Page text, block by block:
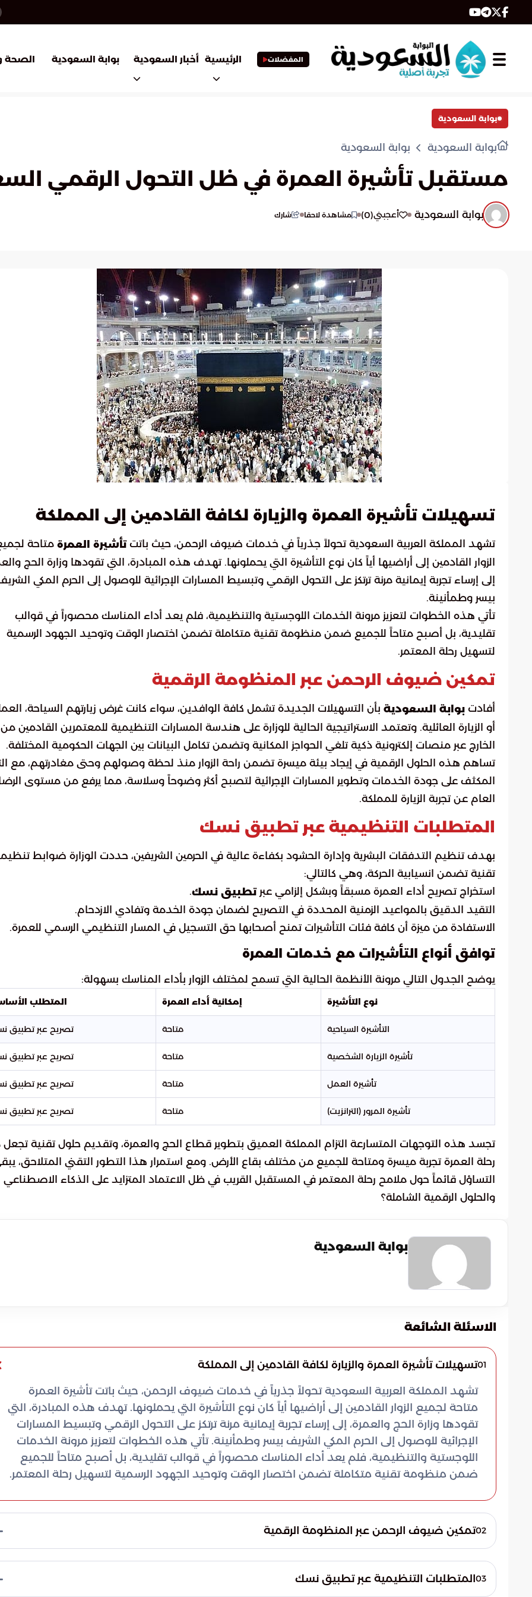
المفضلات الرئيسية أخبار السعودية بوابة السعودية الصحة
بوابة السعودية
بوابة السعودية بوابة السعودية
مستقبل تأشيرة العمرة في ظل التحول الرقمي
بوابة السعودية أعجبني(
0
) مشاهدة لاحقا شارك
تسهيلات تأشيرة العمرة والزيارة لكافة القادمين إلى المملكة
تشهد المملكة العربية السعودية تحولاً جذرياً في خدمات ضيوف الرحمن، حيث باتتتأشيرة العمرة متاحة
الزوار القادمين إلى أراضيها أياً كان نوع التأشيرة التي يحملونها. تهدف هذه المبادرة، التي تقودها وزارة الحج
إلى إرساء تجربة إيمانية مرنة ترتكز على التحول الرقمي وتبسيط المسارات الإجرائية للوصول إلى الحرم المكي
بيسر وطمأنينة.
تأتي هذه الخطوات لتعزيز مرونة الخدمات اللوجستية والتنظيمية، فلم يعد أداء المناسك محصوراً في قوالب
تقليدية، بل أصبح متاحاً للجميع ضمن منظومة تقنية متكاملة تضمن اختصار الوقت وتوحيد الجهود الرسمية
لتسهيل رحلة المعتمر.
تمكين ضيوف الرحمن عبر المنظومة الرقمية
أفادت بوابة السعودية بأن التسهيلات الجديدة تشمل كافة الوافدين، سواء كانت غرض زيارتهم السياحة،
أو الزيارة العائلية. وتعتمد الاستراتيجية الحالية للوزارة على هندسة المسارات التنظيمية للمعتمرين القادمين من
الخارج عبر منصات إلكترونية ذكية تلغي الحواجز المكانية وتضمن تكامل البيانات بين الجهات الحكومية المختلفة.
تساهم هذه الحلول الرقمية في إيجاد بيئة ميسرة تضمن راحة الزوار منذ لحظة وصولهم وحتى مغادرتهم، مع
المكثف على جودة الخدمات وتطوير المسارات الإجرائية لتصبح أكثر وضوحاً وسلاسة، مما يرفع من مستوى
العام عن تجربة الزيارة للمملكة.
المتطلبات التنظيمية عبر تطبيق نسك
بهدف تنظيم التدفقات البشرية وإدارة الحشود بكفاءة عالية في الحرمين الشريفين، حددت الوزارة ضوابط
تقنية تضمن انسيابية الحركة، وهي كالتالي:
استخراج تصريح أداء العمرة مسبقاً وبشكل إلزامي عبرتطبيق نسك.
التقيد الدقيق بالمواعيد الزمنية المحددة في التصريح لضمان جودة الخدمة وتفادي الازدحام.
الاستفادة من ميزة أن كافة فئات التأشيرات تمنح أصحابها حق التسجيل في المسار التنظيمي الرسمي للعمرة.
توافق أنواع التأشيرات مع خدمات العمرة
يوضح الجدول التالي مرونة الأنظمة الحالية التي تسمح لمختلف الزوار بأداء المناسك بسهولة:
نوع التأشيرة إمكانية أداء العمرة المتطلب
التأشيرة السياحية متاحة تصريح عبر تطبيق
تأشيرة الزيارة الشخصية متاحة تصريح عبر تطبيق
تأشيرة العمل متاحة تصريح عبر تطبيق
تأشيرة المرور (الترانزيت) متاحة تصريح عبر تطبيق
تجسد هذه التوجهات المتسارعة التزام المملكة العميق بتطوير قطاع الحج والعمرة، وتقديم حلول تقنية
رحلة العمرة تجربة ميسرة ومتاحة للجميع من مختلف بقاع الأرض. ومع استمرار هذا التطور التقني المتلاحق،
التساؤل قائماً حول ملامح رحلة المعتمر في المستقبل القريب في ظل الاعتماد المتزايد على الذكاء الاصطناعي
والحلول الرقمية الشاملة؟
بوابة السعودية
الاسئلة الشائعة
01تسهيلات تأشيرة العمرة والزيارة لكافة القادمين إلى المملكة
تشهد المملكة العربية السعودية تحولاً جذرياً في خدمات ضيوف الرحمن، حيث باتت تأشيرة العمرة
متاحة لجميع الزوار القادمين إلى أراضيها أياً كان نوع التأشيرة التي يحملونها. تهدف هذه المبادرة، التي
تقودها وزارة الحج والعمرة، إلى إرساء تجربة إيمانية مرنة ترتكز على التحول الرقمي وتبسيط المسارات
الإجرائية للوصول إلى الحرم المكي الشريف بيسر وطمأنينة. تأتي هذه الخطوات لتعزيز مرونة الخدمات
اللوجستية والتنظيمية، فلم يعد أداء المناسك محصوراً في قوالب تقليدية، بل أصبح متاحاً للجميع
ضمن منظومة تقنية متكاملة تضمن اختصار الوقت وتوحيد الجهود الرسمية لتسهيل رحلة المعتمر.
02تمكين ضيوف الرحمن عبر المنظومة الرقمية
السياحة، العمل، أو الزيارة العائلية. وتعتمد الاستراتيجية الحالية للوزارة على هندسة المسارات التنظيمية
للمعتمرين القادمين من الخارج عبر منصات إلكترونية ذكية تلغي الحواجز المكانية وتضمن تكامل
03المتطلبات التنظيمية عبر تطبيق نسك